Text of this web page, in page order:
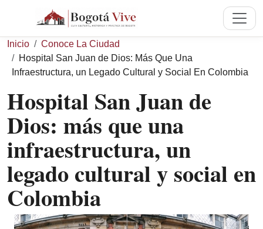
Sobrescribir enlaces de ayuda a
Inicio
Conoce La Ciudad
Hospital San Juan de Dios: Más Que Una
Infraestructura, un Legado Cultural y Social En Colombia
Hospital San Juan de
Dios: más que una
infraestructura, un
legado cultural y social en
Colombia